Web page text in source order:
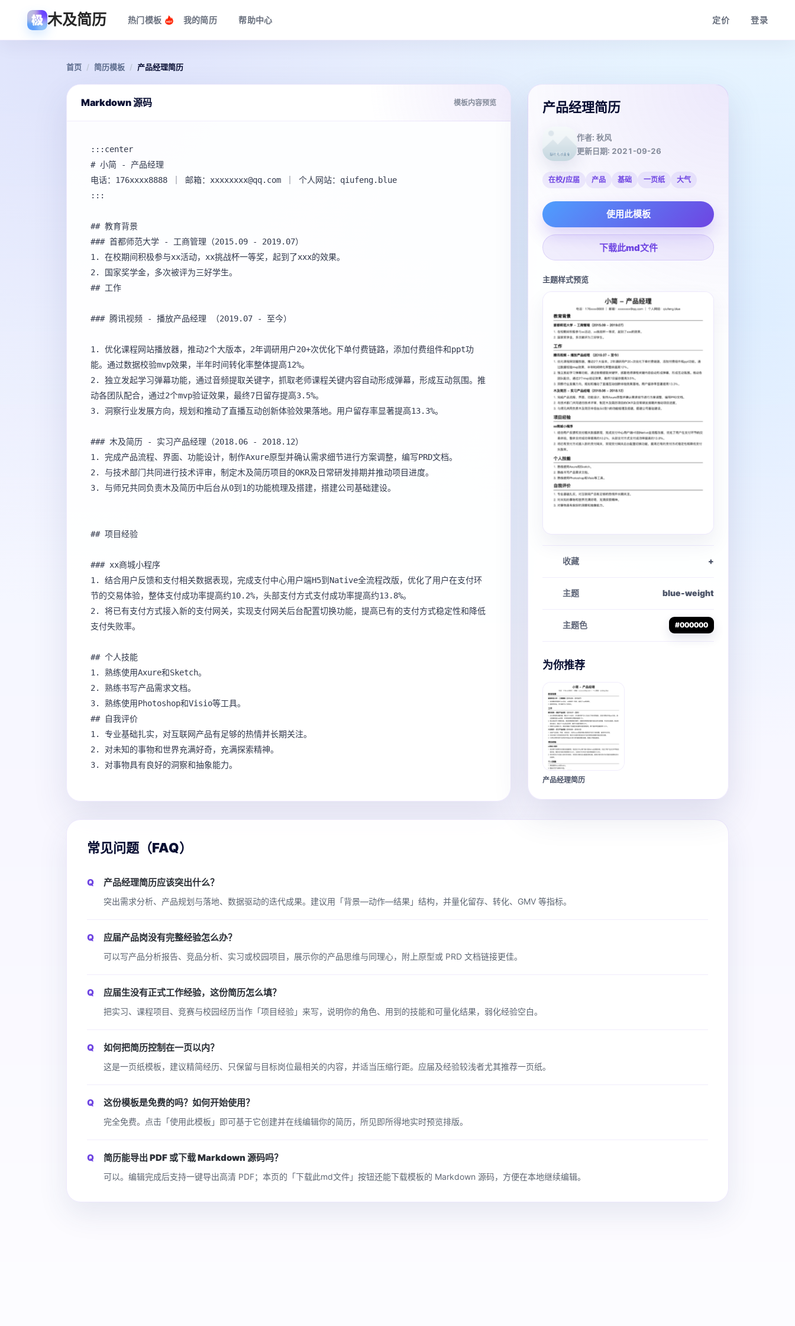
木及简历 热门模板 我的简历 帮助中心 定价 登录
首页 / 简历模板 / 产品经理简历
Markdown 源码 模板内容预览
:::center
# 小简 - 产品经理
电话：176xxxx8888 ｜ 邮箱：xxxxxxxx@qq.com ｜ 个人网站：qiufeng.blue
:::
## 教育背景
### 首都师范大学 - 工商管理（2015.09 - 2019.07）
1. 在校期间积极参与xx活动，xx挑战杯一等奖，起到了xxx的效果。
2. 国家奖学金，多次被评为三好学生。
## 工作
### 腾讯视频 - 播放产品经理 （2019.07 - 至今）
1. 优化课程网站播放器，推动2个大版本，2年调研用户20+次优化下单付费链路，添加付费组件和ppt功
能。通过数据校验mvp效果，半年时间转化率整体提高12%。
2. 独立发起学习弹幕功能，通过音频提取关键字，抓取老师课程关键内容自动形成弹幕，形成互动氛围。推
动各团队配合，通过2个mvp验证效果，最终7日留存提高3.5%。
3. 洞察行业发展方向，规划和推动了直播互动创新体验效果落地。用户留存率显著提高13.3%。
### 木及简历 - 实习产品经理（2018.06 - 2018.12）
1. 完成产品流程、界面、功能设计，制作Axure原型并确认需求细节进行方案调整，编写PRD文档。
2. 与技术部门共同进行技术评审，制定木及简历项目的OKR及日常研发排期并推动项目进度。
3. 与师兄共同负责木及简历中后台从0到1的功能梳理及搭建，搭建公司基础建设。
## 项目经验
### xx商城小程序
1. 结合用户反馈和支付相关数据表现，完成支付中心用户端H5到Native全流程改版，优化了用户在支付环
节的交易体验，整体支付成功率提高约10.2%，头部支付方式支付成功率提高约13.8%。
2. 将已有支付方式接入新的支付网关，实现支付网关后台配置切换功能，提高已有的支付方式稳定性和降低
支付失败率。
## 个人技能
1. 熟练使用Axure和Sketch。
2. 熟练书写产品需求文档。
3. 熟练使用Photoshop和Visio等工具。
## 自我评价
1. 专业基础扎实，对互联网产品有足够的热情并长期关注。
2. 对未知的事物和世界充满好奇，充满探索精神。
产品经理简历
作者: 秋风
更新日期: 2021-09-26
在校/应届 产品 基础 一页纸 大气
主题样式预览
收藏 +
主题 blue-weight
主题色 #000000
使用此模板
下载此md文件
为你推荐
产品经理简历
常见问题（FAQ）
产品经理简历应该突出什么？
突出需求分析、产品规划与落地、数据驱动的迭代成果。建议用「背景—动作—结果」结构，并量化留存、转化、GMV 等指标。
应届产品岗没有完整经验怎么办？
可以写产品分析报告、竞品分析、实习或校园项目，展示你的产品思维与同理心，附上原型或 PRD 文档链接更佳。
应届生没有正式工作经验，这份简历怎么填？
把实习、课程项目、竞赛与校园经历当作「项目经验」来写，说明你的角色、用到的技能和可量化结果，弱化经验空白。
如何把简历控制在一页以内？
这是一页纸模板，建议精简经历、只保留与目标岗位最相关的内容，并适当压缩行距。应届及经验较浅者尤其推荐一页纸。
这份模板是免费的吗？如何开始使用？
完全免费。点击「使用此模板」即可基于它创建并在线编辑你的简历，所见即所得地实时预览排版。
简历能导出 PDF 或下载 Markdown 源码吗？
可以。编辑完成后支持一键导出高清 PDF；本页的「下载此md文件」按钮还能下载模板的 Markdown 源码，方便在本地继续编辑。